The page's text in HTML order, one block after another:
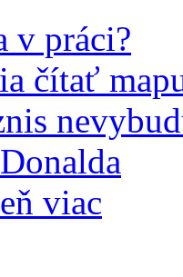
v práci?
čítať
viac